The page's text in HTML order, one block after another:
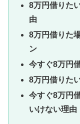
8万円借りた
由
8万円借りた
ン
今すぐ8万円
8万円借りた
今すぐ8万円
いけない理由